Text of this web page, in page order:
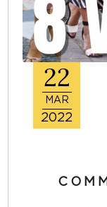
22
MAR
2022